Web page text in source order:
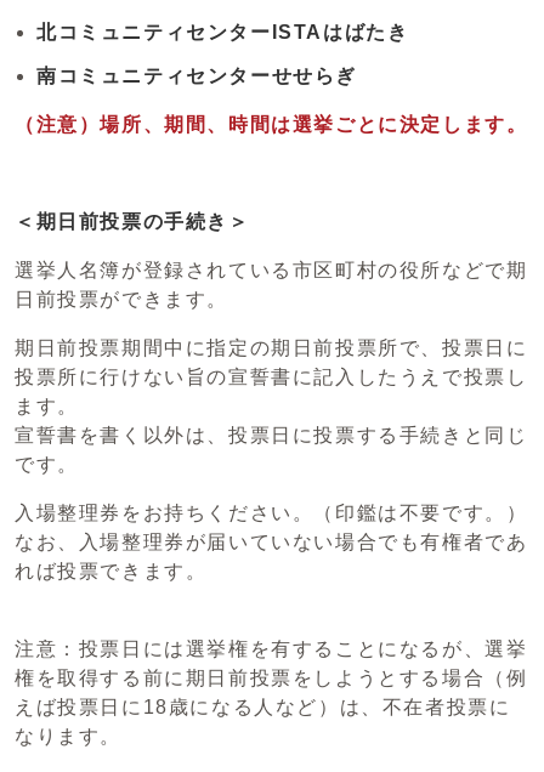
北コミュニティセンターISTAはばたき
南コミュニティセンターせせらぎ
（注意）場所、期間、時間は選挙ごとに決定し ます。
＜期日前投票の手続き＞
選挙人名簿が登録されている市区町村の役所などで期
日前投票ができます。
期日前投票期間中に指定の期日前投票所で、投票日に
投票所に行けない旨の宣誓書に記入したうえで投票し
ます。
宣誓書を書く以外は、投票日に投票する手続きと同じ
です。
入場整理券をお持ちください。（印鑑は不要です。）
なお、入場整理券が届いていない場合でも有権者であ
れば投票できます。
注意：投票日には選挙権を有することになるが、選挙
権を取得する前に期日前投票をしようとする場合（例
えば投票日に18歳になる人など）は、不在者投票に
なります。